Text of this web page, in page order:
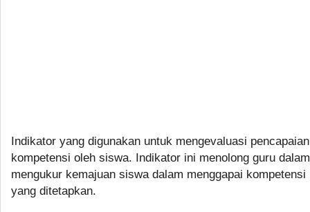
Indikator yang digunakan untuk mengevaluasi pencapaian
kompetensi oleh siswa. Indikator ini menolong guru dalam
mengukur kemajuan siswa dalam menggapai kompetensi
yang ditetapkan.